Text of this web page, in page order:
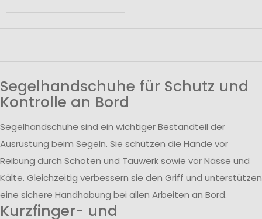
Segelhandschuhe für Schutz und
Kontrolle an Bord
Segelhandschuhe sind ein wichtiger Bestandteil der
Ausrüstung beim Segeln. Sie schützen die Hände vor
Reibung durch Schoten und Tauwerk sowie vor Nässe und
Kälte. Gleichzeitig verbessern sie den Griff und unterstützen
eine sichere Handhabung bei allen Arbeiten an Bord.
Kurzfinger- und